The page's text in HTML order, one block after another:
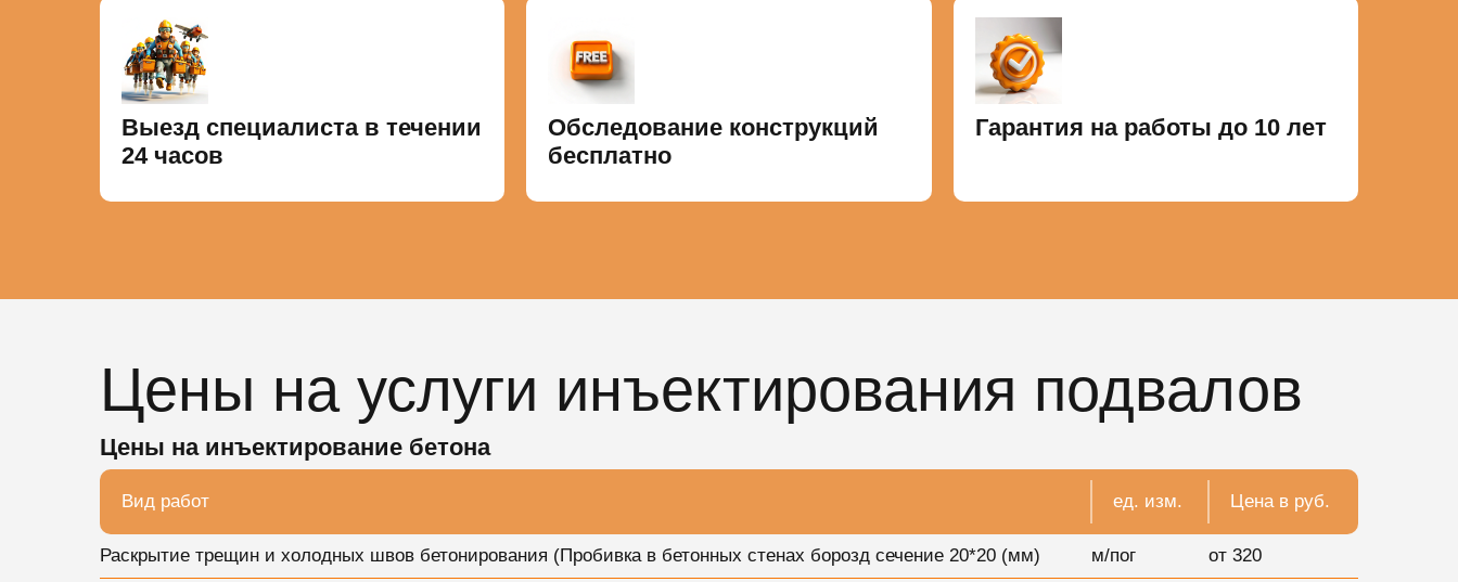
Выезд специалиста в течении
24 часов
Обследование конструкций
бесплатно
Гарантия на работы до 10 лет
Цены на услуги инъектирования подвалов
Цены на инъектирование бетона
Вид работ ед. изм. Цена в руб.
Раскрытие трещин и холодных швов бетонирования (Пробивка в бетонных стенах борозд сечение 20*20 (мм) м/пог от 320